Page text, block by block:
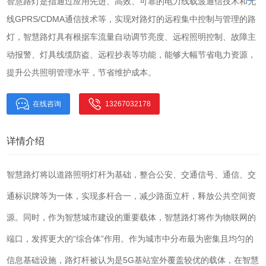
线GPRS/CDMA通信技术等，实现对路灯的远程集中控制与管理的路
灯，智慧路灯具有根据车流量自动调节亮度、远程照明控制、故障主
动报警、灯具线缆防盗、远程抄表等功能，能够大幅节省电力资源，
提升公共照明管理水平，节省维护成本。
在线咨询 13267032178
详情介绍
智慧路灯将以道路照明灯杆为基础，整合公安、交通信号、通信、交
通标识牌等为一体，实现多杆合一，减少路面立杆，释放公共空间资
源。同时，作为智慧城市建设的重要载体，智慧路灯将作为物联网的
端口，发挥更大的“综合体”作用。作为城市中分布最为密集且均匀的
信息基础设施，路灯杆被认为是5G基站室外覆盖较优的载体，在智慧